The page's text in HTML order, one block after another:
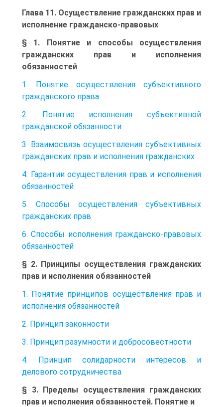
Глава 11. Осуществление гражданских прав и
исполнение гражданско-правовых
§ 1. Понятие и способы осуществления
гражданских прав и исполнения
обязанностей
1. Понятие осуществления субъективного
гражданского права
2. Понятие исполнения субъективной
гражданской обязанности
3. Взаимосвязь осуществления субъективных
гражданских прав и исполнения гражданских
4. Гарантии осуществления прав и исполнения
обязанностей
5. Способы осуществления субъективных
гражданских прав
6. Способы исполнения гражданско-правовых
обязанностей
§ 2. Принципы осуществления гражданских
прав и исполнения обязанностей
1. Понятие принципов осуществления прав и
исполнения обязанностей
2. Принцип законности
3. Принцип разумности и добросовестности
4. Принцип солидарности интересов и
делового сотрудничества
§ 3. Пределы осуществления гражданских
прав и исполнения обязанностей. Понятие и